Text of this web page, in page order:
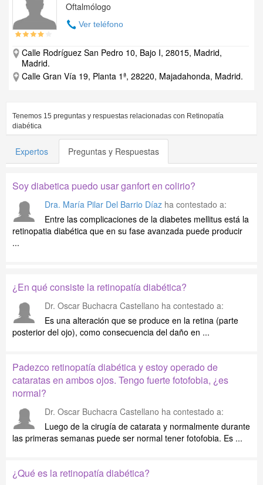
Oftalmólogo
Ver teléfono
Calle Rodríguez San Pedro 10, Bajo I, 28015, Madrid,
Madrid.
Calle Gran Vía 19, Planta 1ª, 28220, Majadahonda, Madrid.
Tenemos 15 preguntas y respuestas relacionadas con Retinopatía
diabética
Expertos Preguntas y Respuestas
Soy diabetica puedo usar ganfort en colirio?
Dra. María Pilar Del Barrio Díaz ha contestado a:
Entre las complicaciones de la diabetes mellitus está la
retinopatia diabética que en su fase avanzada puede producir
...
¿En qué consiste la retinopatía diabética?
Dr. Oscar Buchacra Castellano ha contestado a:
Es una alteración que se produce en la retina (parte
posterior del ojo), como consecuencia del daño en ...
Padezco retinopatía diabética y estoy operado de
cataratas en ambos ojos. Tengo fuerte fotofobia, ¿es
normal?
Dr. Oscar Buchacra Castellano ha contestado a:
Luego de la cirugía de catarata y normalmente durante
las primeras semanas puede ser normal tener fotofobia. Es ...
¿Qué es la retinopatía diabética?